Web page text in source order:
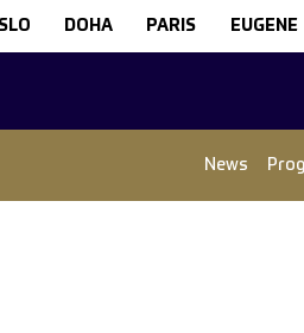
DOHA PARIS EUGENE
News